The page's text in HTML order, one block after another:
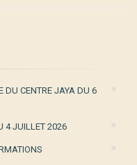
DU CENTRE JAYA DU 6
4 JUILLET 2026